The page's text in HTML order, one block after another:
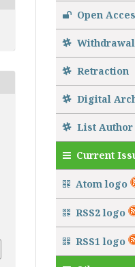
Open
Retraction
Digital
List
Current
Atom logo
RSS2 logo
RSS1 logo